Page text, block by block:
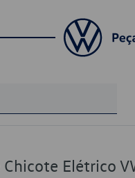
Elétrico